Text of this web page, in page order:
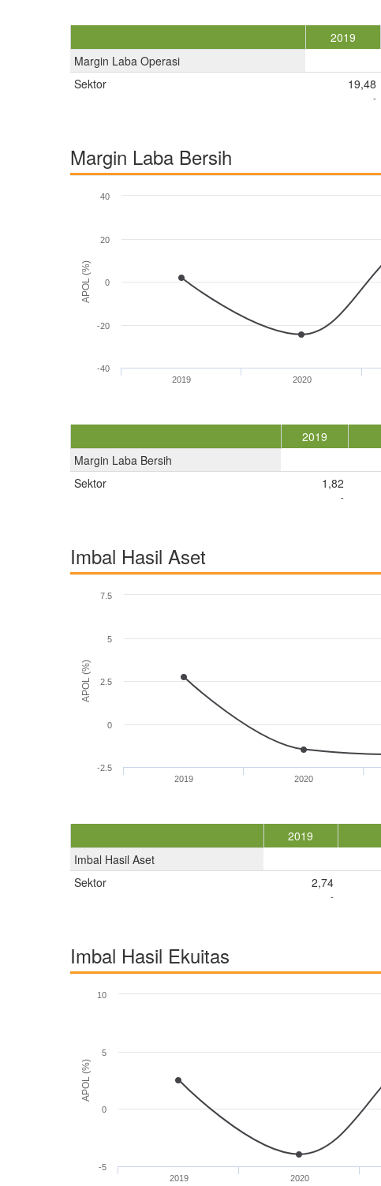
2019
Margin Laba Operasi
Sektor
19,48
-
Margin Laba Bersih
APOL (%)
2019 2020
-40
-20
0
20
40
2019
Margin Laba Bersih
Sektor
1,82
-
Imbal Hasil Aset
APOL (%)
2019 2020
-2.5
0
2.5
5
7.5
2019
Imbal Hasil Aset
Sektor
2,74
-
Imbal Hasil Ekuitas
APOL (%)
2019 2020
-5
0
5
10